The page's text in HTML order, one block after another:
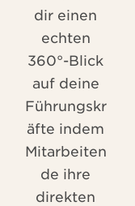
dir einen
echten
360°-Blick
auf deine
Führungskr
äfte indem
Mitarbeiten
de ihre
direkten